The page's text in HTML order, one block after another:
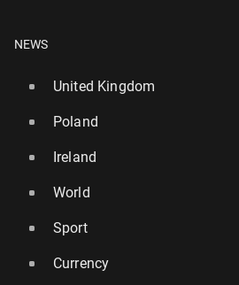
NEWS
United Kingdom
Poland
Ireland
World
Sport
Currency